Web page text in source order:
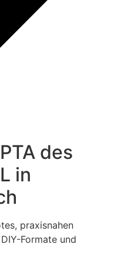
des
in
praxisnahen
Formate und